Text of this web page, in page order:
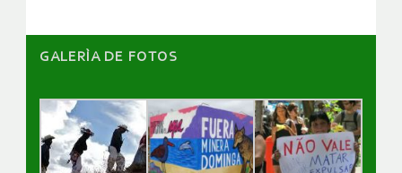
GALERÌA DE FOTOS